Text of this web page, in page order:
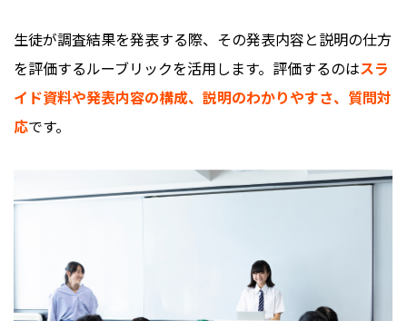
生徒が調査結果を発表する際、その発表内容と説明の仕方
を評価するルーブリックを活用します。評価するのはスラ
イド資料や発表内容の構成、説明のわかりやすさ、質問対
応です。